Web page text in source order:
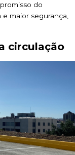
do
maior segurança,
circulação